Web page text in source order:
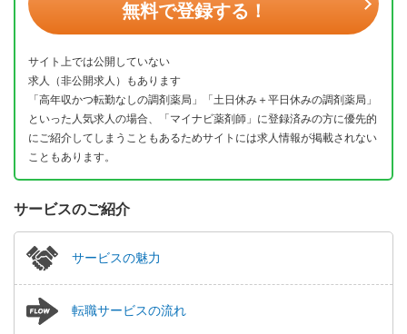
無料で登録する！
サイト上では公開していない
求人（非公開求人）もあります
「高年収かつ転勤なしの調剤薬局」「土日休み＋平日休みの調剤薬局」
といった人気求人の場合、「マイナビ薬剤師」に登録済みの方に優先的
にご紹介してしまうこともあるためサイトには求人情報が掲載されない
こともあります。
サービスのご紹介
サービスの魅力
転職サービスの流れ